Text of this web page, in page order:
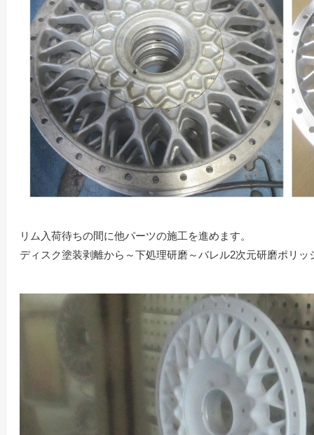
リム入荷待ちの間に他パーツの施工を進めます。
ディスク塗装剥離から～下処理研磨～バレル2次元研磨ポリッ